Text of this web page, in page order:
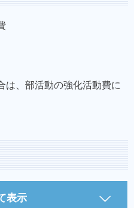
、部活動の強化活動費に
表示